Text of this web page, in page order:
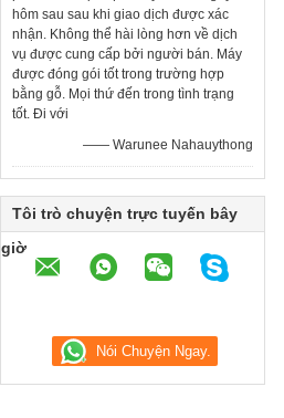
hôm sau sau khi giao dịch được xác
nhận. Không thể hài lòng hơn về dịch
vụ được cung cấp bởi người bán. Máy
được đóng gói tốt trong trường hợp
bằng gỗ. Mọi thứ đến trong tình trạng
tốt. Đi với
—— Warunee Nahauythong
Tôi trò chuyện trực tuyến bây
giờ